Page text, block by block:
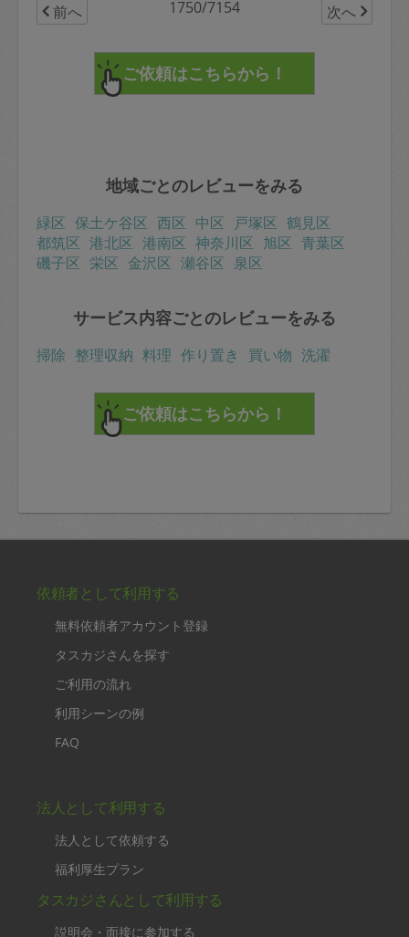
前へ 1750/7154 次へ
地域ごとのレビューをみる
緑区 保土ケ谷区 西区 中区 戸塚区 鶴見区
都筑区 港北区 港南区 神奈川区 旭区 青葉区
磯子区 栄区 金沢区 瀬谷区 泉区
サービス内容ごとのレビューをみる
掃除 整理収納 料理 作り置き 買い物 洗濯
依頼者として利用する
無料依頼者アカウント登録
タスカジさんを探す
ご利用の流れ
利用シーンの例
FAQ
法人として利用する
法人として依頼する
福利厚生プラン
タスカジさんとして利用する
説明会・面接に参加する